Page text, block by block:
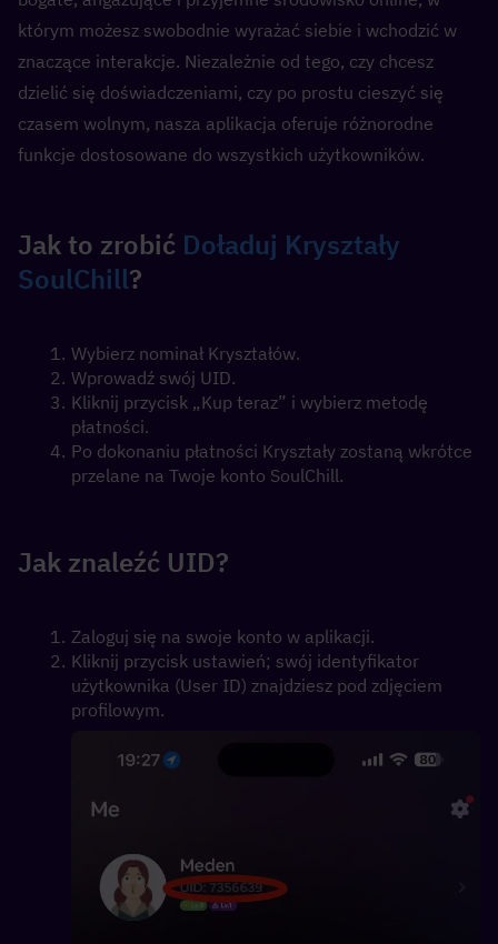
którym możesz swobodnie wyrażać siebie i wchodzić w
znaczące interakcje. Niezależnie od tego, czy chcesz
dzielić się doświadczeniami, czy po prostu cieszyć się
czasem wolnym, nasza aplikacja oferuje różnorodne
funkcje dostosowane do wszystkich użytkowników.
Jak to zrobić Doładuj Kryształy
SoulChill?
Wybierz nominał Kryształów.
Wprowadź swój UID.
Kliknij przycisk „Kup teraz” i wybierz metodę
płatności.
Po dokonaniu płatności Kryształy zostaną wkrótce
przelane na Twoje konto SoulChill.
Jak znaleźć UID?
Zaloguj się na swoje konto w aplikacji.
Kliknij przycisk ustawień; swój identyfikator
użytkownika (User ID) znajdziesz pod zdjęciem
profilowym.